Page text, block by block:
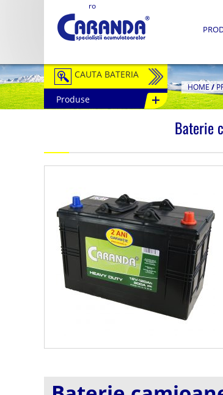
ro
CAUTA BATERIA
Auto / Moto
Semitractiune
Redresoare
Accesorii Baterii
Fotovoltaice
Produse
HOME/
Baterie